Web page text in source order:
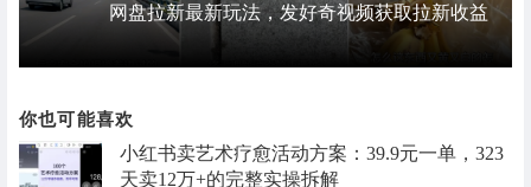
网盘拉新最新玩法，发好奇视频获取拉新收益
你也可能喜欢
小红书卖艺术疗愈活动方案：39.9元一单，323
天卖12万+的完整实操拆解